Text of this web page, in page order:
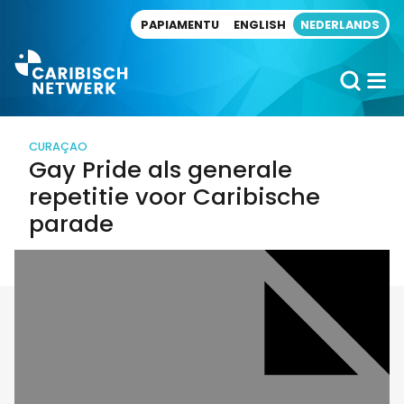
PAPIAMENTU ENGLISH NEDERLANDS
CURAÇAO
Gay Pride als generale
repetitie voor Caribische
parade